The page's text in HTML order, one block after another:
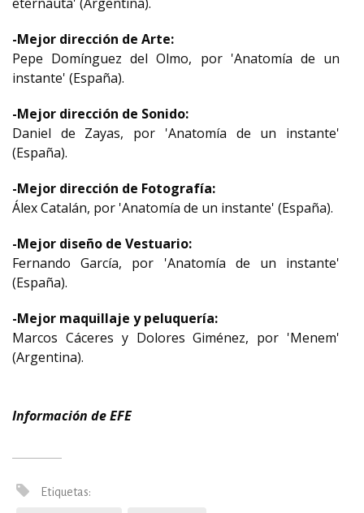
-Mejor dirección de Arte:
Pepe Domínguez del Olmo, por 'Anatomía de un
instante' (España).
-Mejor dirección de Sonido:
Daniel de Zayas, por 'Anatomía de un instante'
(España).
-Mejor dirección de Fotografía:
Álex Catalán, por 'Anatomía de un instante' (España).
-Mejor diseño de Vestuario:
Fernando García, por 'Anatomía de un instante'
(España).
-Mejor maquillaje y peluquería:
Marcos Cáceres y Dolores Giménez, por 'Menem'
(Argentina).
Información de EFE
Etiquetas: